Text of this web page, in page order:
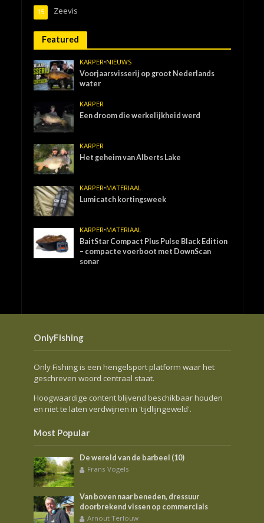
Zeevis
15
Featured
KARPER•NIEUWS
Voorjaarsvisserij op groot Nederlands
water
KARPER
Een droom die werkelijkheid werd
KARPER
Het geheim van Alberts Lake
KARPER•MATERIAAL
Lumicatch kortingsweek
KARPER•MATERIAAL
BaitStar Compact Plus Pulse Black Edition
– compacte voerboot met DownScan
sonar
OnlyFishing
Only Fishing is een hengelsport platform waar het
geschreven woord centraal staat.
Hoogwaardige content blijvend beschikbaar houden
en niet te laten verdwijnen in 'tijdlijngeweld'.
Most Popular
De wereld van de barbeel (10)
Frans Vogels
Van boven naar beneden, dressuur
doorbrekend vissen op commercials
Arnout Terlouw